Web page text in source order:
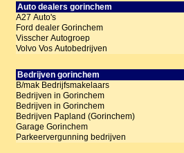
Auto dealers gorinchem
A27 Auto's
Ford dealer Gorinchem
Visscher Autogroep
Volvo Vos Autobedrijven
Bedrijven gorinchem
B/mak Bedrijfsmakelaars
Bedrijven in Gorinchem
Bedrijven in Gorinchem
Bedrijven Papland (Gorinchem)
Garage Gorinchem
Parkeervergunning bedrijven